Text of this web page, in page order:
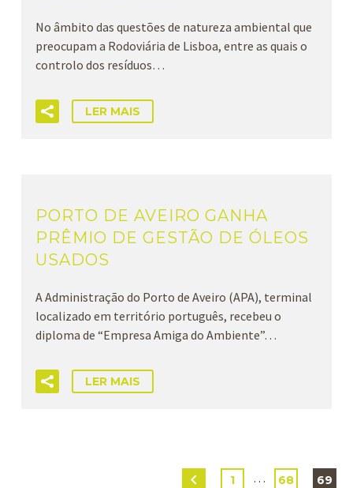
No âmbito das questões de natureza ambiental que
preocupam a Rodoviária de Lisboa, entre as quais o
controlo dos resíduos…
LER MAIS
PORTO DE AVEIRO GANHA
PRÊMIO DE GESTÃO DE ÓLEOS
USADOS
A Administração do Porto de Aveiro (APA), terminal
localizado em território português, recebeu o
diploma de “Empresa Amiga do Ambiente”…
LER MAIS
1 … 68 69